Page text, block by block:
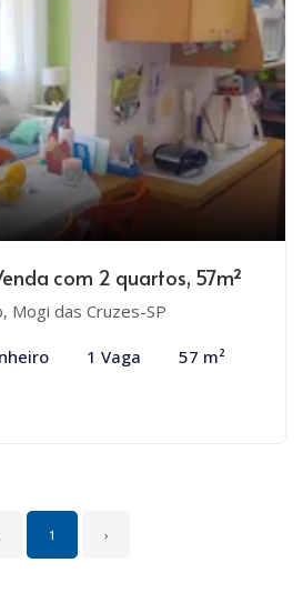
com 2 quartos, 57m²
Mogi das Cruzes-SP
1 Vaga 57 m²
1 ›